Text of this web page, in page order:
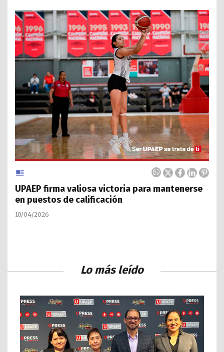
UPAEP firma valiosa victoria para mantenerse
en puestos de calificación
10/04/2026
Lo más leído